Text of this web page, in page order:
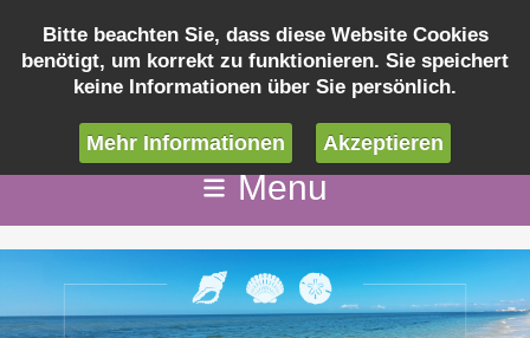
Bitte beachten Sie, dass diese Website Cookies
benötigt, um korrekt zu funktionieren. Sie speichert
keine Informationen über Sie persönlich.
Mehr Informationen Akzeptieren
Anfrage
info@cape-coral-ferienvilla.de
Menu